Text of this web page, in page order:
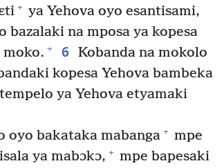
+ ya Yehova oyo esantisami,
bazalaki na mposa ya kopesa
moko. + 6 Kobanda na mokolo
kopesa Yehova bambeka
ya Yehova etyamaki
oyo bakataka mabanga + mpe
ya mabɔkɔ, + mpe bapesaki